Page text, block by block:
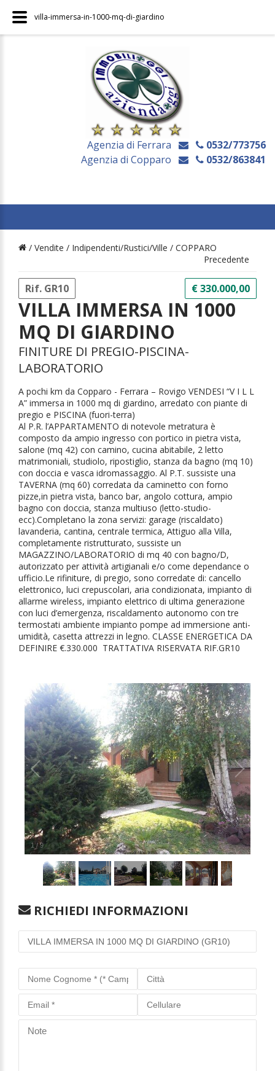
Agenzia di Ferrara
0532/773756
Agenzia di Copparo
0532/863841
/ Vendite / Indipendenti/Rustici/Ville / COPPARO
Precedente
Rif. GR10 € 330.000,00
VILLA IMMERSA IN 1000
MQ DI GIARDINO
FINITURE DI PREGIO-PISCINA-
LABORATORIO
A pochi km da Copparo - Ferrara – Rovigo VENDESI “V I L L
A” immersa in 1000 mq di giardino, arredato con piante di
pregio e PISCINA (fuori-terra)
Al P.R. l’APPARTAMENTO di notevole metratura è
composto da ampio ingresso con portico in pietra vista,
salone (mq 42) con camino, cucina abitabile, 2 letto
matrimoniali, studiolo, ripostiglio, stanza da bagno (mq 10)
con doccia e vasca idromassaggio. Al P.T. sussiste una
TAVERNA (mq 60) corredata da caminetto con forno
pizze,in pietra vista, banco bar, angolo cottura, ampio
bagno con doccia, stanza multiuso (letto-studio-
ecc).Completano la zona servizi: garage (riscaldato)
lavanderia, cantina, centrale termica, Attiguo alla Villa,
completamente ristrutturato, sussiste un
MAGAZZINO/LABORATORIO di mq 40 con bagno/D,
autorizzato per attività artigianali e/o come dependance o
ufficio.Le rifiniture, di pregio, sono corredate di: cancello
elettronico, luci crepuscolari, aria condizionata, impianto di
allarme wireless, impianto elettrico di ultima generazione
con luci d’emergenza, riscaldamento autonomo con tre
termostati ambiente impianto pompe ad immersione anti-
umidità, casetta attrezzi in legno. CLASSE ENERGETICA DA
DEFINIRE €.330.000 TRATTATIVA RISERVATA RIF.GR10
1/9
RICHIEDI INFORMAZIONI
villa-immersa-in-1000-mq-di-giardino